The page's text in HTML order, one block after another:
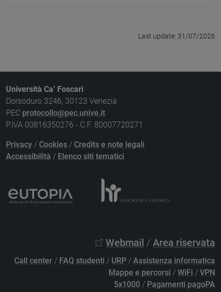
Last update: 31/07/2026
Università Ca’ Foscari
Dorsoduro 3246, 30123 Venezia
PEC protocollo@pec.unive.it
P.IVA 00816350276 - C.F. 80007720271
Privacy / Cookies / Credits e note legali
Accessibilità / Elenco siti tematici
Webmail / Area riservata
Call center / FAQ studenti / URP / Assistenza informatica
Mappe e percorsi / WiFi / VPN
5x1000 / Pagamenti pagoPA